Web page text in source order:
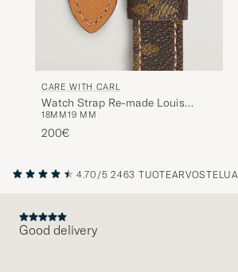
CARE WITH CARL
Watch Strap Re-made Louis
Vuitton Monogram
18MM19 MM
200€
4.70/5 2463 TUOTEARVOSTELUA
Good delivery